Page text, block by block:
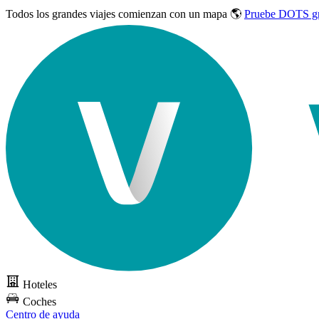
Todos los grandes viajes comienzan con un mapa 🌎 Pruebe DOTS
Hoteles
Coches
Centro de ayuda